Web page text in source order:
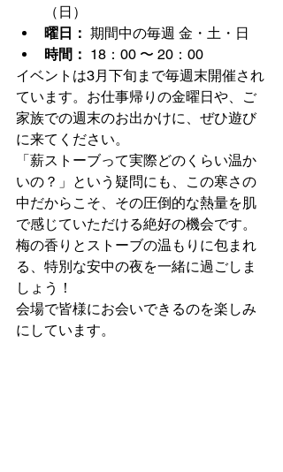
（日）
曜日： 期間中の毎週 金・土・日
時間： 18：00 〜 20：00
イベントは3月下旬まで毎週末開催され
ています。お仕事帰りの金曜日や、ご
家族での週末のお出かけに、ぜひ遊び
に来てください。
「薪ストーブって実際どのくらい温か
いの？」という疑問にも、この寒さの
中だからこそ、その圧倒的な熱量を肌
で感じていただける絶好の機会です。
梅の香りとストーブの温もりに包まれ
る、特別な安中の夜を一緒に過ごしま
しょう！
会場で皆様にお会いできるのを楽しみ
にしています。